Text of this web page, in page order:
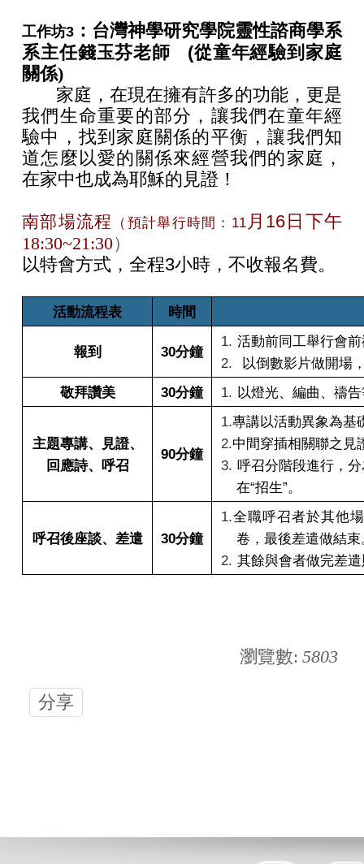
工作坊3 ：台灣神學研究學院靈性諮商學系
系主任錢玉芬老師 (從童年經驗到家庭
關係)
家庭，在現在擁有許多的功能，更是
我們生命重要的部分，讓我們在童年經
驗中，找到家庭關係的平衡，讓我們知
道怎麼以愛的關係來經營我們的家庭，
在家中也成為耶穌的見證！
南部場流程 （預計舉行時間：11月16 日下午
18:30~21:30）
以特會方式，全程3小時，不收報名費。
活動流程表 時間
報到 30分鐘
1. 活動前同工舉行會
2.
以倒數影片做開場
敬拜讚美
30分鐘 1. 以燈光、編曲、禱
主題專講、見證、
回應詩、呼召
90分鐘
1.專講以活動異象為基
2.中間穿插相關聯之見
3. 呼召分階段進行，
在“招生”。
呼召後座談、差遣 30分鐘
1.全職呼召者於其他
卷，最後差遣做結束
2. 其餘與會者做完差
瀏覽數: 5803
分享